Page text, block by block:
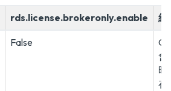
rds.license.brokeronly.enable 結
False
會
時
存